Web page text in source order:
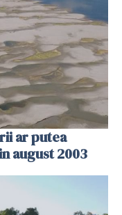
ar putea
august 2003